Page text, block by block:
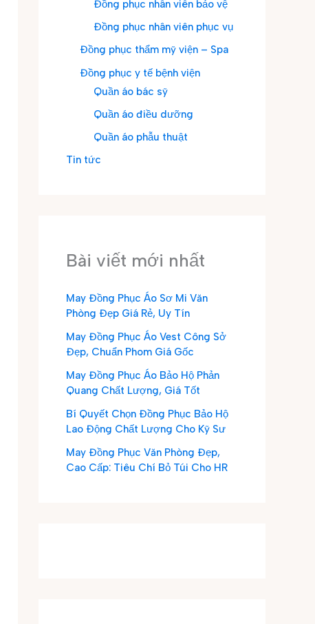
Đồng phục nhân viên bảo vệ
Đồng phục nhân viên phục vụ
Đồng phục thẩm mỹ viện – Spa
Đồng phục y tế bệnh viện
Quần áo bác sỹ
Quần áo điều dưỡng
Quần áo phẫu thuật
Tin tức
Bài viết mới nhất
May Đồng Phục Áo Sơ Mi Văn
Phòng Đẹp Giá Rẻ, Uy Tín
May Đồng Phục Áo Vest Công Sở
Đẹp, Chuẩn Phom Giá Gốc
May Đồng Phục Áo Bảo Hộ Phản
Quang Chất Lượng, Giá Tốt
Bí Quyết Chọn Đồng Phục Bảo Hộ
Lao Động Chất Lượng Cho Kỹ Sư
May Đồng Phục Văn Phòng Đẹp,
Cao Cấp: Tiêu Chí Bỏ Túi Cho HR